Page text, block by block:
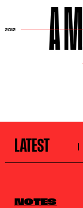
A
2012
LATEST
NOTES